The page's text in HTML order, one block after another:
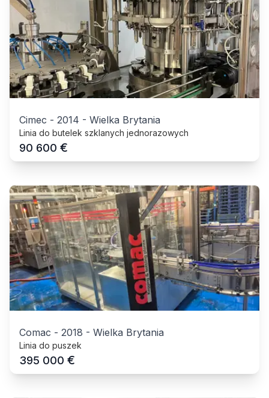
Cimec - 2014 - Wielka Brytania
Linia do butelek szklanych jednorazowych
90 600 €
Comac - 2018 - Wielka Brytania
Linia do puszek
395 000 €